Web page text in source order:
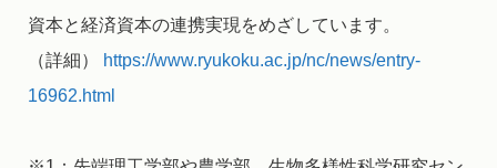
資本と経済資本の連携実現をめざしています。
（詳細）
https://www.ryukoku.ac.jp/nc/news/entry-
16962.html